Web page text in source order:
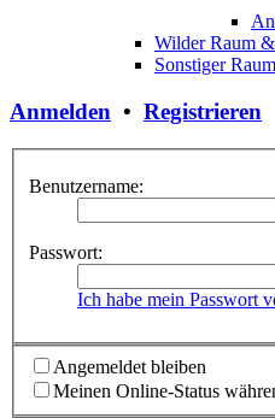
Wilder Raum
Sonstiger
Anmelden • Registrieren
Benutzername:
Passwort:
Ich habe mein Passwort
Angemeldet bleiben
Meinen Online-Status